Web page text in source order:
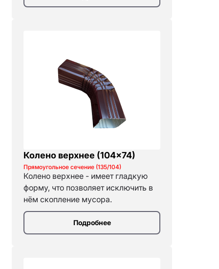
Колено верхнее (104×74)
Прямоугольное сечение (135/104)
Колено верхнее - имеет гладкую
форму, что позволяет исключить в
нём скопление мусора.
Подробнее